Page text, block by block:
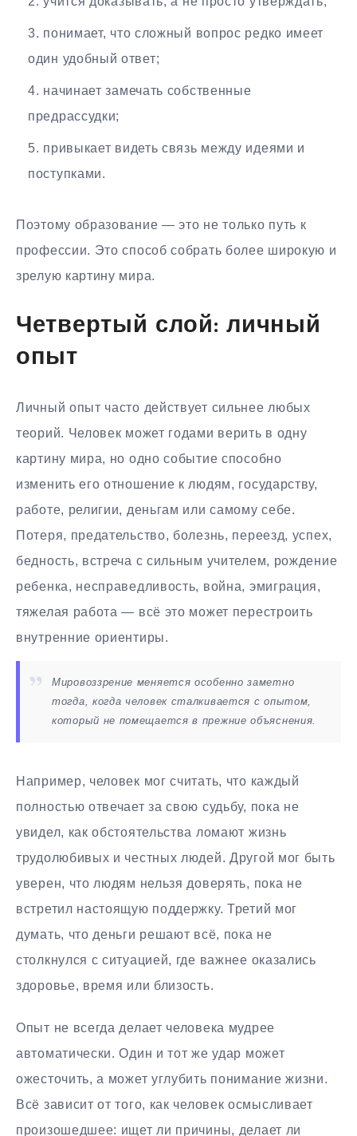
понимает, что сложный вопрос редко имеет
один удобный ответ;
начинает замечать собственные
предрассудки;
привыкает видеть связь между идеями и
поступками.
Поэтому образование — это не только путь к
профессии. Это способ собрать более широкую и
зрелую картину мира.
Четвертый слой: личный
опыт
Личный опыт часто действует сильнее любых
теорий. Человек может годами верить в одну
картину мира, но одно событие способно
изменить его отношение к людям, государству,
работе, религии, деньгам или самому себе.
Потеря, предательство, болезнь, переезд, успех,
бедность, встреча с сильным учителем, рождение
ребенка, несправедливость, война, эмиграция,
тяжелая работа — всё это может перестроить
внутренние ориентиры.
Мировоззрение меняется особенно заметно
тогда, когда человек сталкивается с опытом,
который не помещается в прежние объяснения.
Например, человек мог считать, что каждый
полностью отвечает за свою судьбу, пока не
увидел, как обстоятельства ломают жизнь
трудолюбивых и честных людей. Другой мог быть
уверен, что людям нельзя доверять, пока не
встретил настоящую поддержку. Третий мог
думать, что деньги решают всё, пока не
столкнулся с ситуацией, где важнее оказались
здоровье, время или близость.
Опыт не всегда делает человека мудрее
автоматически. Один и тот же удар может
ожесточить, а может углубить понимание жизни.
Всё зависит от того, как человек осмысливает
произошедшее: ищет ли причины, делает ли